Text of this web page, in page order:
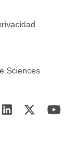
Sciences